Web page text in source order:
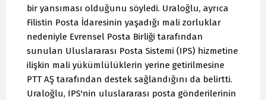
bir yansıması olduğunu söyledi. Uraloğlu, ayrıca
Filistin Posta İdaresinin yaşadığı mali zorluklar
nedeniyle Evrensel Posta Birliği tarafından
sunulan Uluslararası Posta Sistemi (IPS) hizmetine
ilişkin mali yükümlülüklerin yerine getirilmesine
PTT AŞ tarafından destek sağlandığını da belirtti.
Uraloğlu, IPS'nin uluslararası posta gönderilerinin